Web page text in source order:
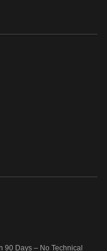
90 Days – No Technical